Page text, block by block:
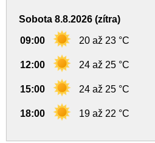
Sobota 8.8.2026 (zítra)
09:00 20 až 23 °C
12:00 24 až 25 °C
15:00 24 až 25 °C
18:00 19 až 22 °C